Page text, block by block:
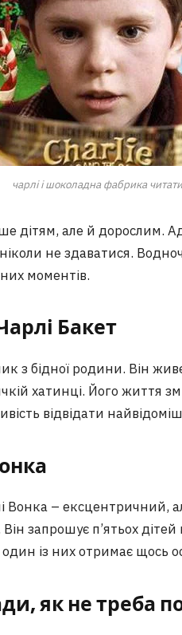
чарлі і шоколадна фабрика читати
дітям, але й дорослим.
не здаватися.
моментів.
Бакет
з бідної родини. Він
хатинці. Його життя
відвідати
Вонка – ексцентричний,
запрошує п’ятьох
із них отримає щось
як не треба